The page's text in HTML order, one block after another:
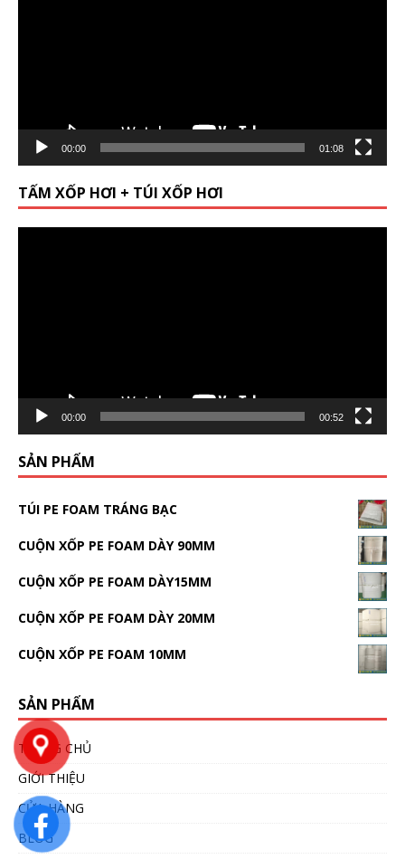
00:00 01:08
TẤM XỐP HƠI + TÚI XỐP HƠI
00:00 00:52
SẢN PHẨM
TÚI PE FOAM TRÁNG BẠC
CUỘN XỐP PE FOAM DÀY 90MM
CUỘN XỐP PE FOAM DÀY15MM
CUỘN XỐP PE FOAM DÀY 20MM
CUỘN XỐP PE FOAM 10MM
SẢN PHẨM
TRANG CHỦ
GIỚI THIỆU
CỬA HÀNG
BLOG